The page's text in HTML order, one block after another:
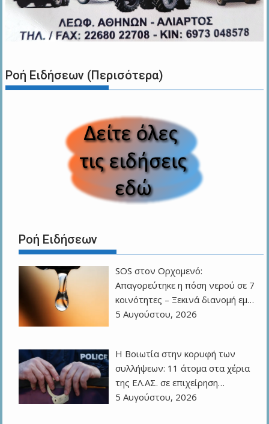
Ροή Ειδήσεων (Περισότερα)
Ροή Ειδήσεων
SOS στον Ορχομενό:
Απαγορεύτηκε η πόση νερού σε 7
κοινότητες – Ξεκινά διανομή εμ…
5 Αυγούστου, 2026
Η Βοιωτία στην κορυφή των
συλλήψεων: 11 άτομα στα χέρια
της ΕΛ.ΑΣ. σε επιχείρηση…
5 Αυγούστου, 2026